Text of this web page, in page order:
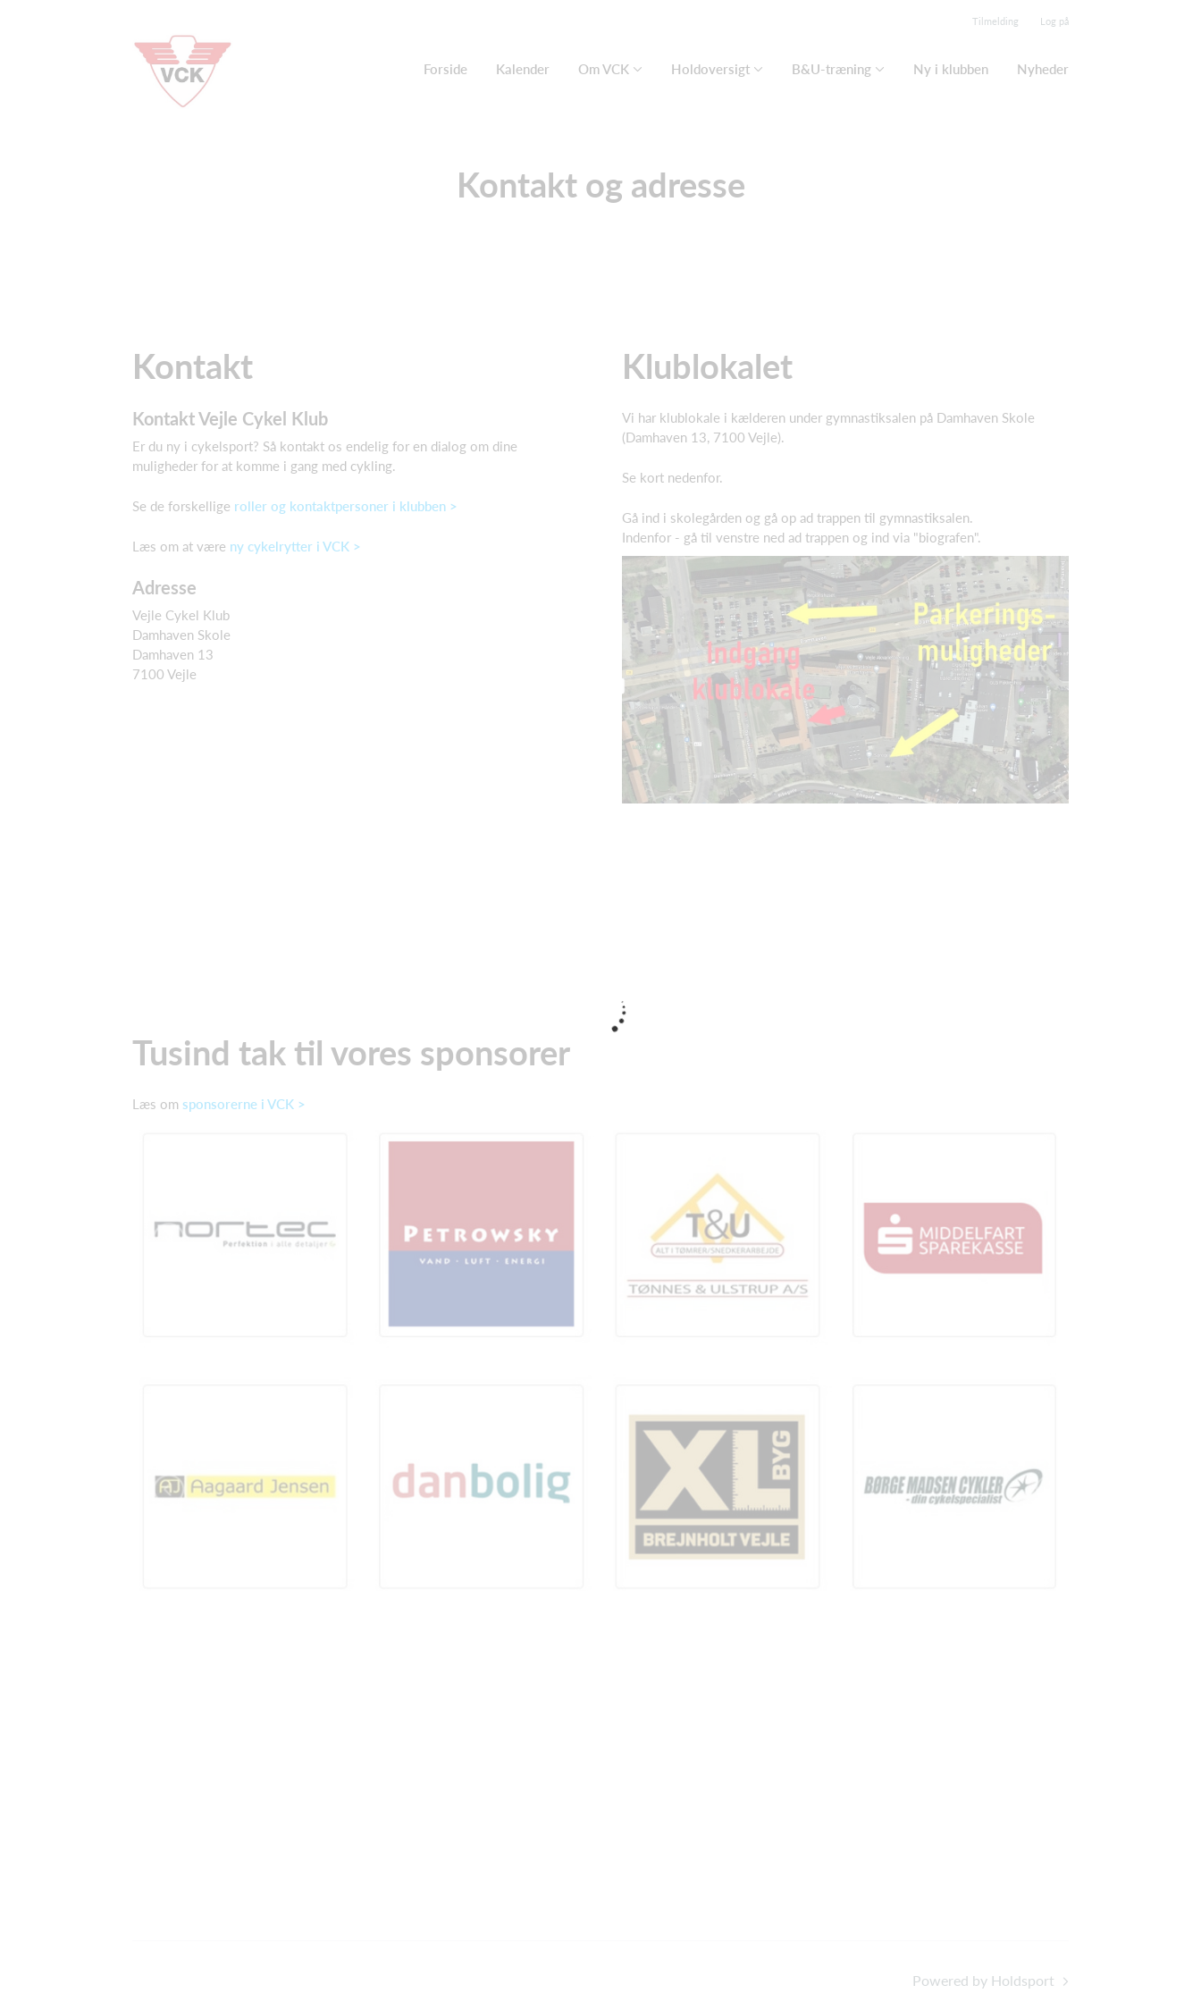
Tilmelding Log på
Forside Kalender Om VCK Holdoversigt B&U-træning Ny i klubben Nyheder
Kontakt og adresse
Kontakt
Kontakt Vejle Cykel Klub
Er du ny i cykelsport? Så kontakt os endelig for en dialog om dine
muligheder for at komme i gang med cykling.
Se de forskellige roller og kontaktpersoner i klubben >
Læs om at være ny cykelrytter i VCK >
Adresse
Vejle Cykel Klub
Damhaven Skole
Damhaven 13
7100 Vejle
Klublokalet
Vi har klublokale i kælderen under gymnastiksalen på Damhaven Skole
(Damhaven 13, 7100 Vejle).
Se kort nedenfor.
Gå ind i skolegården og gå op ad trappen til gymnastiksalen.
Indenfor - gå til venstre ned ad trappen og ind via "biografen".
Tusind tak til vores sponsorer
Læs om sponsorerne i VCK >
Powered by Holdsport